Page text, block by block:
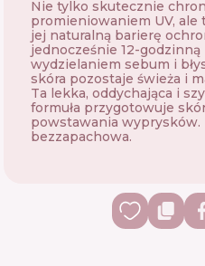
Nie tylko skutecznie
promieniowaniem UV,
jej naturalną barierę
jednocześnie 12-
wydzielaniem sebum i
skóra pozostaje świeża i
Ta lekka, oddychająca i
formuła przygotowuje
powstawania
bezzapachowa.